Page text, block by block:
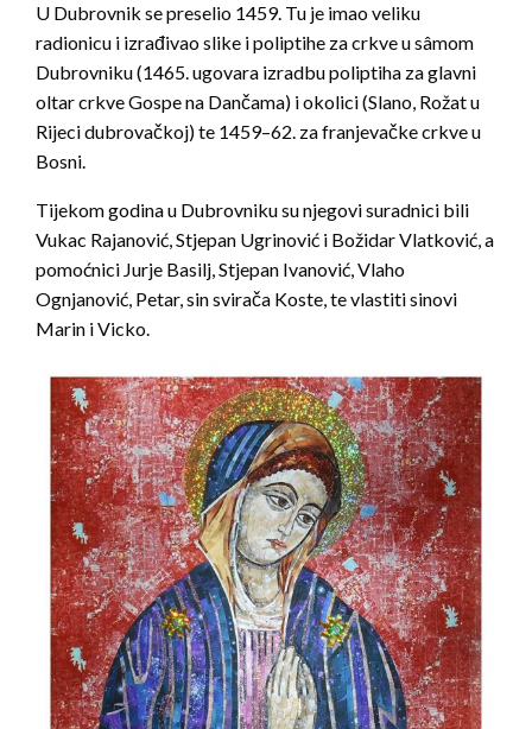
U Dubrovnik se preselio 1459. Tu je imao veliku
radionicu i izrađivao slike i poliptihe za crkve u sâmom
Dubrovniku (1465. ugovara izradbu poliptiha za glavni
oltar crkve Gospe na Dančama) i okolici (Slano, Rožat u
Rijeci dubrovačkoj) te 1459–62. za franjevačke crkve u
Bosni.
Tijekom godina u Dubrovniku su njegovi suradnici bili
Vukac Rajanović, Stjepan Ugrinović i Božidar Vlatković, a
pomoćnici Jurje Basilj, Stjepan Ivanović, Vlaho
Ognjanović, Petar, sin svirača Koste, te vlastiti sinovi
Marin i Vicko.